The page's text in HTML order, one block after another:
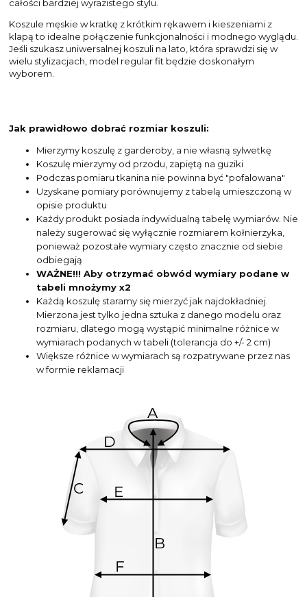
całości bardziej wyrazistego stylu.
Koszule męskie w kratkę z krótkim rękawem i kieszeniami z
klapą to idealne połączenie funkcjonalności i modnego wyglądu.
Jeśli szukasz uniwersalnej koszuli na lato, która sprawdzi się w
wielu stylizacjach, model regular fit będzie doskonałym
wyborem.
Jak prawidłowo dobrać rozmiar koszuli:
Mierzymy koszulę z garderoby, a nie własną sylwetkę
Koszulę mierzymy od przodu, zapiętą na guziki
Podczas pomiaru tkanina nie powinna być "pofalowana"
Uzyskane pomiary porównujemy z tabelą umieszczoną w
opisie produktu
Każdy produkt posiada indywidualną tabelę wymiarów. Nie
należy sugerować się wyłącznie rozmiarem kołnierzyka,
ponieważ pozostałe wymiary często znacznie od siebie
odbiegają
WAŻNE!!! Aby otrzymać obwód wymiary podane w
tabeli mnożymy x2
Każdą koszulę staramy się mierzyć jak najdokładniej.
Mierzona jest tylko jedna sztuka z danego modelu oraz
rozmiaru, dlatego mogą wystąpić minimalne różnice w
wymiarach podanych w tabeli (tolerancja do +/- 2 cm)
Większe różnice w wymiarach są rozpatrywane przez nas
w formie reklamacji